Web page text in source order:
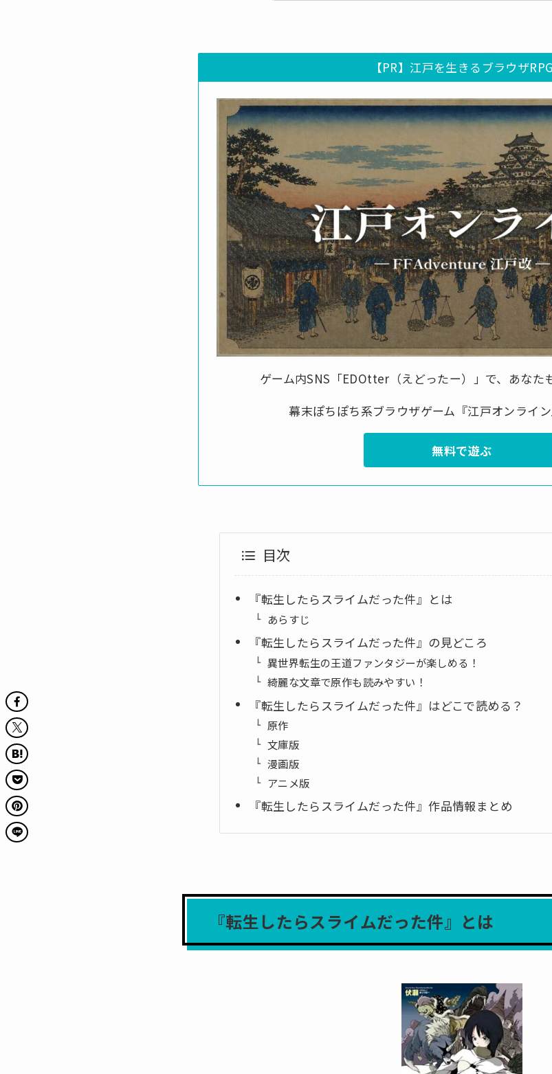
【PR】江戸を生きるブラウザRPG
ゲーム内SNS「EDOtter（えどったー）」で、あなた
幕末ぽちぽち系ブラウザゲーム『江戸オンライ
無料で遊ぶ
目次
『転生したらスライムだった件』とは
あらすじ
『転生したらスライムだった件』の見どころ
異世界転生の王道ファンタジーが楽しめる！
綺麗な文章で原作も読みやすい！
『転生したらスライムだった件』はどこで読める？
原作
文庫版
漫画版
アニメ版
『転生したらスライムだった件』作品情報まとめ
『転生したらスライムだった件』とは